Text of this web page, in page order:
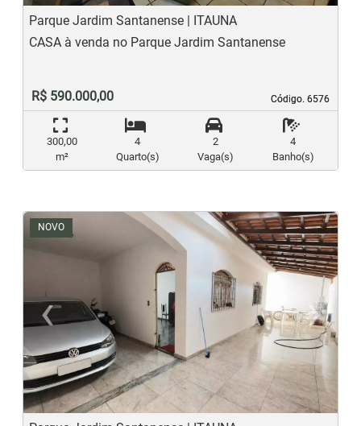
Parque Jardim Santanense | ITAUNA
Código. 6576
Código. 6576
CASA à venda no Parque Jardim Santanense
R$ 590.000,00
300,00
m²
4
Quarto(s)
2
Vaga(s)
4
Banho(s)
NOVO
‹
Previous
›